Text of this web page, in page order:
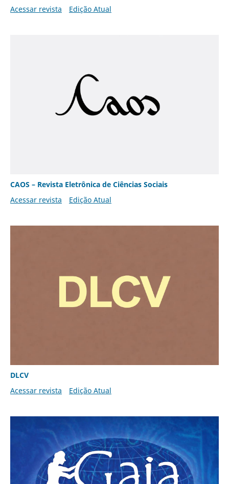
Acessar revista
Edição Atual
CAOS – Revista Eletrônica de Ciências Sociais
Acessar revista
Edição Atual
DLCV
Acessar revista
Edição Atual